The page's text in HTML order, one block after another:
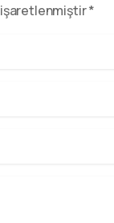
işaretlenmiştir *